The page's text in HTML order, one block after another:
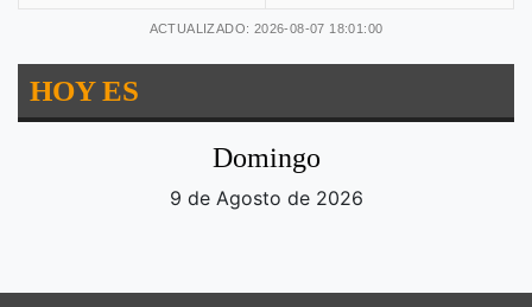
ACTUALIZADO: 2026-08-07 18:01:00
HOY ES
Domingo
9 de Agosto de 2026